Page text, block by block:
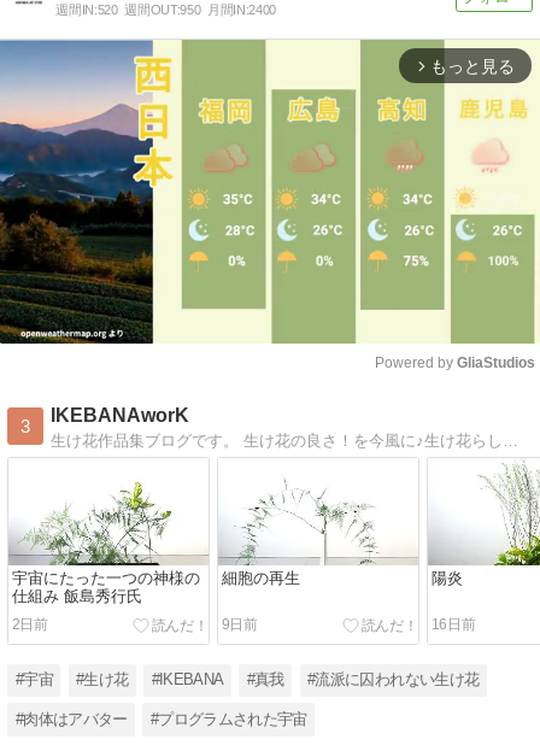
週間IN:520 週間OUT:950 月間IN:2400
arrow_forward_ios もっと見る
Powered by GliaStudios
3
IKEBANAworK
宇宙にたった一つの神様の
仕組み 飯島秀行氏
2日前
細胞の再生
9日前
陽炎
16日前
#宇宙 #生け花 #IKEBANA #真我 #流派に囚われない生け花
#肉体はアバター #プログラムされた宇宙